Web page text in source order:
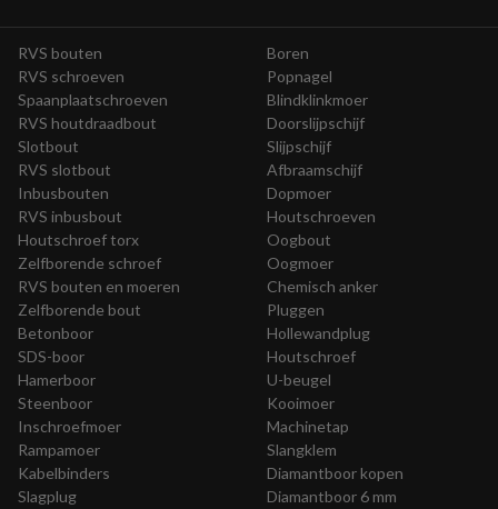
RVS bouten
RVS schroeven
Spaanplaatschroeven
RVS houtdraadbout
Slotbout
RVS slotbout
Inbusbouten
RVS inbusbout
Houtschroef torx
Zelfborende schroef
RVS bouten en moeren
Zelfborende bout
Betonboor
SDS-boor
Hamerboor
Steenboor
Boren
Popnagel
Blindklinkmoer
Doorslijpschijf
Slijpschijf
Afbraamschijf
Dopmoer
Houtschroeven
Oogbout
Oogmoer
Chemisch anker
Pluggen
Hollewandplug
Houtschroef
U-beugel
Kooimoer
Inschroefmoer
Rampamoer
Kabelbinders
Slagplug
Machinetap
Slangklem
Diamantboor kopen
Diamantboor 6 mm